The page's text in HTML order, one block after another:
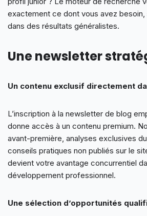
exactement ce dont vous avez besoin,
dans des résultats généralistes.
Une newsletter
Un contenu exclusif directement
L’inscription à la newsletter de blog
donne accès à un contenu premium.
avant-première, analyses exclusives
conseils pratiques non publiés sur le
devient votre avantage concurrentiel
développement professionnel.
Une sélection d’opportunités